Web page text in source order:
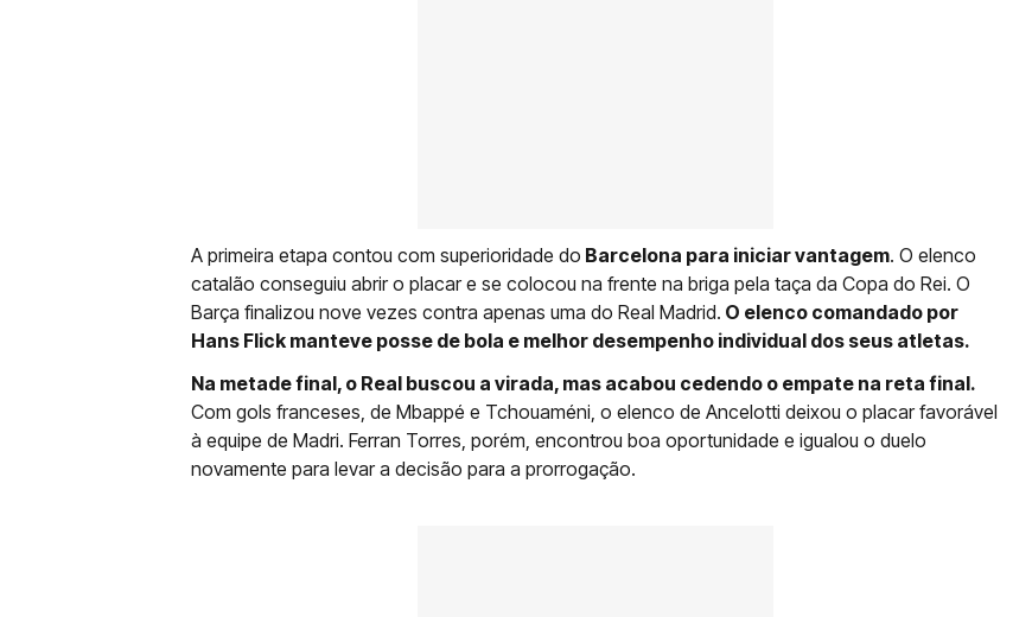
A primeira etapa contou com superioridade do Barcelona para iniciar vantagem. O elenco
catalão conseguiu abrir o placar e se colocou na frente na briga pela taça da Copa do Rei. O
Barça finalizou nove vezes contra apenas uma do Real Madrid. O elenco comandado por
Hans Flick manteve posse de bola e melhor desempenho individual dos seus atletas.
Na metade final, o Real buscou a virada, mas acabou cedendo o empate na reta final.
Com gols franceses, de Mbappé e Tchouaméni, o elenco de Ancelotti deixou o placar favorável
à equipe de Madri. Ferran Torres, porém, encontrou boa oportunidade e igualou o duelo
novamente para levar a decisão para a prorrogação.